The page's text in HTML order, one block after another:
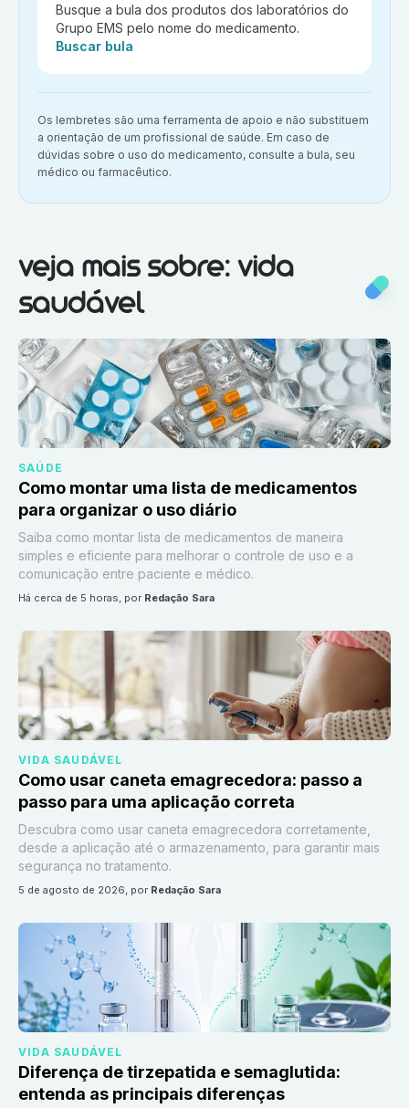
Busque a bula dos produtos dos laboratórios do
Grupo EMS pelo nome do medicamento.
Ação:
Buscar bula
Aviso importante:
Os lembretes são uma ferramenta de apoio e não substituem
a orientação de um profissional de saúde. Em caso de
dúvidas sobre o uso do medicamento, consulte a bula, seu
médico ou farmacêutico.
Veja mais sobre:Vida saudável
veja mais sobre: vida
saudável
SAÚDE
Como montar uma lista de medicamentos
para organizar o uso diário
Saiba como montar lista de medicamentos de maneira
simples e eficiente para melhorar o controle de uso e a
comunicação entre paciente e médico.
há cerca de 5 horas, por Redação Sara
VIDA SAUDÁVEL
Como usar caneta emagrecedora: passo a
passo para uma aplicação correta
Descubra como usar caneta emagrecedora corretamente,
desde a aplicação até o armazenamento, para garantir mais
segurança no tratamento.
5 de agosto de 2026, por Redação Sara
VIDA SAUDÁVEL
Diferença de tirzepatida e semaglutida:
entenda as principais diferenças